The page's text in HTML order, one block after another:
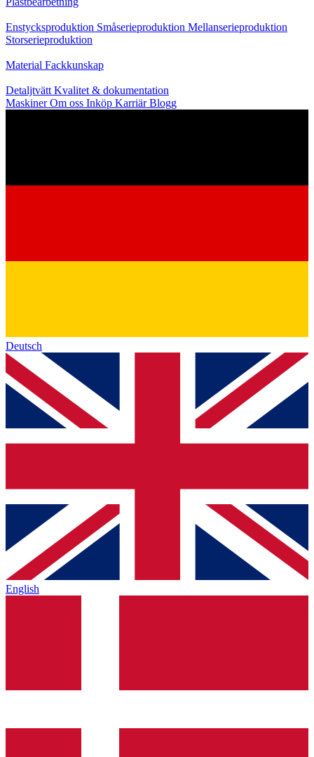
Enstycksproduktion Småserieproduktion Mellanserieproduktion
Storserieproduktion
Material Fackkunskap
Detaljtvätt Kvalitet & dokumentation
MaskinerOm oss Inköp KarriärBlogg
Deutsch
English